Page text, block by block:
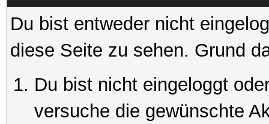
Du bist entweder nicht
diese Seite zu sehen. Grund
Du bist nicht eingeloggt
versuche die gewünschte